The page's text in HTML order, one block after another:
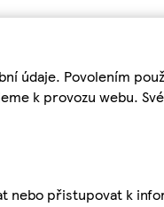
údaje. Povolením
k provozu webu.
nebo přistupovat k